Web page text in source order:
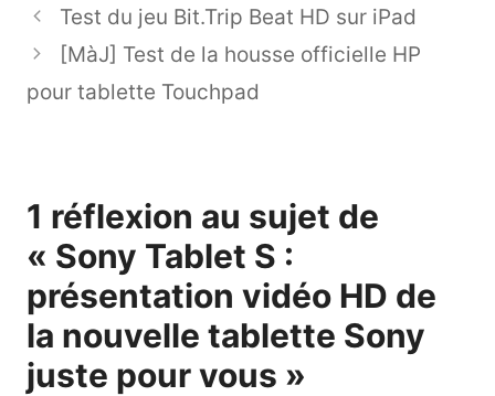
Test du jeu Bit.Trip Beat HD sur iPad
[MàJ] Test de la housse officielle HP
pour tablette Touchpad
1 réflexion au sujet de
« Sony Tablet S :
présentation vidéo HD de
la nouvelle tablette Sony
juste pour vous »